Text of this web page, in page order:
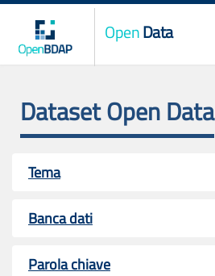
OpenData
Dataset Open Data
Tema
Banca dati
Parola chiave